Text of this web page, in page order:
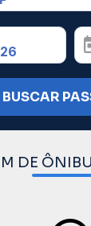
BUSCAR
DE